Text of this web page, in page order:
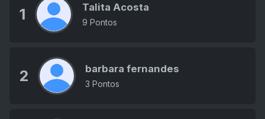
1 Talita Acosta
9 Pontos
2 barbara fernandes
3 Pontos